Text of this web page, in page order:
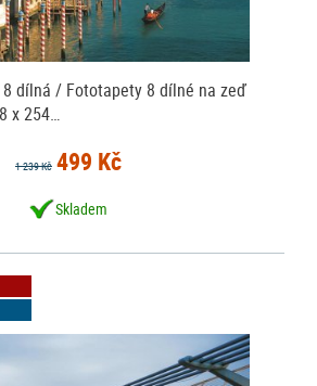
dílná / Fototapety 8 dílné na zeď
x 254…
1 239 Kč 499 Kč
Skladem